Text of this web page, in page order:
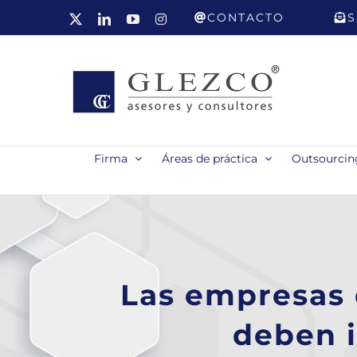
LinkedInYouTubeInstagramCONTACTO
Firma Áreas de práctica
Las
deben